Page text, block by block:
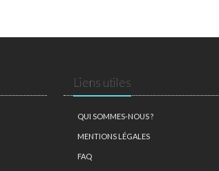
Liens utiles
QUI SOMMES-NOUS ?
MENTIONS LÉGALES
FAQ